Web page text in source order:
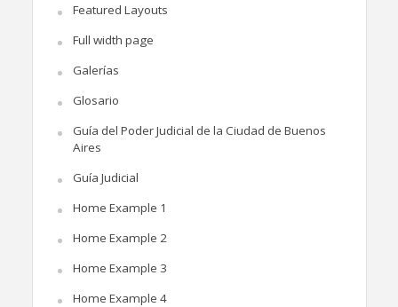
Featured Layouts
Full width page
Galerías
Glosario
Guía del Poder Judicial de la Ciudad de Buenos
Aires
Guía Judicial
Home Example 1
Home Example 2
Home Example 3
Home Example 4